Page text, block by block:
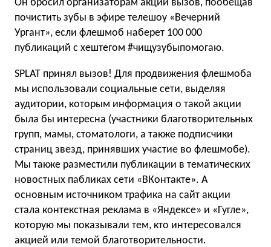
Он бросил организаторам акции вызов, пообещав
почистить зубы в эфире телешоу «Вечерний
Ургант», если флешмоб наберет 100 000
публикаций с хештегом #чищузубыпомогаю.
SPLAT принял вызов! Для продвижения флешмоба
мы использовали социальные сети, выделяя
аудитории, которым информация о такой акции
была бы интересна (участники благотворительных
групп, мамы, стоматологи, а также подписчики
страниц звезд, принявших участие во флешмобе).
Мы также разместили публикации в тематических
новостных пабликах сети «ВКонтакте». А
основным источником трафика на сайт акции
стала контекстная реклама в «Яндексе» и «Гугле»,
которую мы показывали тем, кто интересовался
акцией или темой благотворительности.